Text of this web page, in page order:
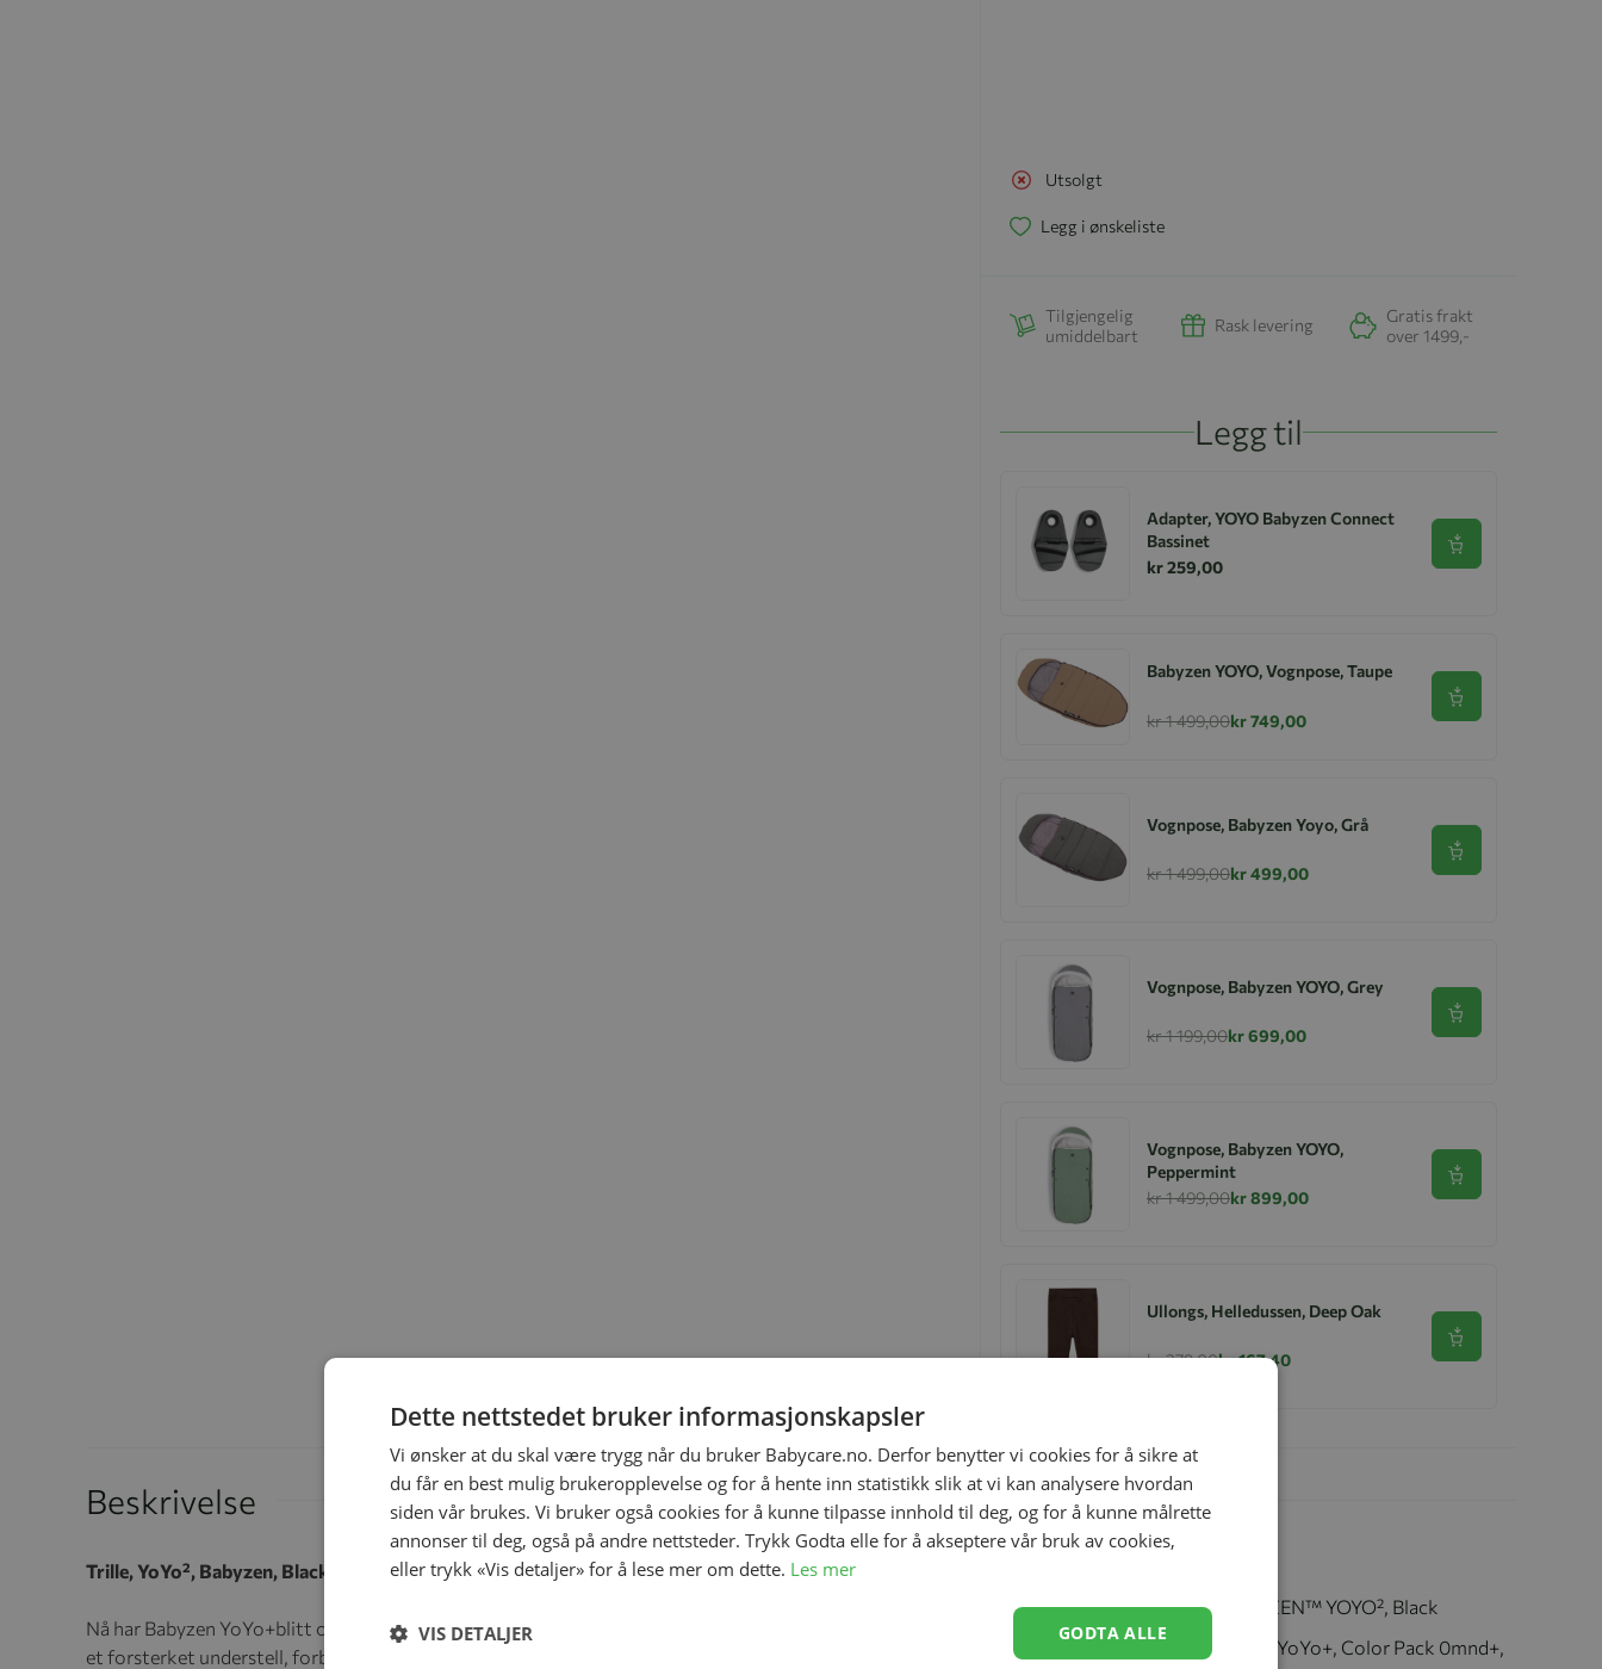
Utsolgt
Legg i ønskeliste
Tilgjengelig
umiddelbart
Rask levering
Gratis frakt
over 1499,-
Legg til
Adapter, YOYO Babyzen Connect
Bassinet
kr 259,00
Se produkt
Babyzen YOYO, Vognpose, Taupe
kr 1 499,00kr 749,00
Se produkt
Vognpose, Babyzen Yoyo, Grå
kr 1 499,00kr 499,00
Se produkt
Vognpose, Babyzen YOYO, Grey
kr 1 199,00kr 699,00
Se produkt
Vognpose, Babyzen YOYO,
Peppermint
kr 1 499,00kr 899,00
Se produkt
Ullongs, Helledussen, Deep Oak
kr 279,00kr 167,40
Se produkt
Beskrivelse
Trille, YoYo², Babyzen, Black + Fargepakke 0+, Air France
Nå har Babyzen YoYo+blitt oppgradert til YoYo². YoYo² tilbyr enda mer komfort og funksjonalitet takket være
et forsterket understell, forbedret fjæring på alle fire hjul og nytt håndtak i kunstskinn. YoYo² enda smidigere
Inneholder
1 x Understell, BABYZEN™ YOYO², Black
1 x Liggedel, Babyzen YoYo+, Color Pack 0mnd+,
Dette nettstedet bruker informasjonskapsler
Vi ønsker at du skal være trygg når du bruker Babycare.no. Derfor benytter vi cookies for å sikre at
du får en best mulig brukeropplevelse og for å hente inn statistikk slik at vi kan analysere hvordan
siden vår brukes. Vi bruker også cookies for å kunne tilpasse innhold til deg, og for å kunne målrette
annonser til deg, også på andre nettsteder. Trykk Godta elle for å akseptere vår bruk av cookies,
eller trykk «Vis detaljer» for å lese mer om dette. Les mer
GODTA ALLE
VIS DETALJER